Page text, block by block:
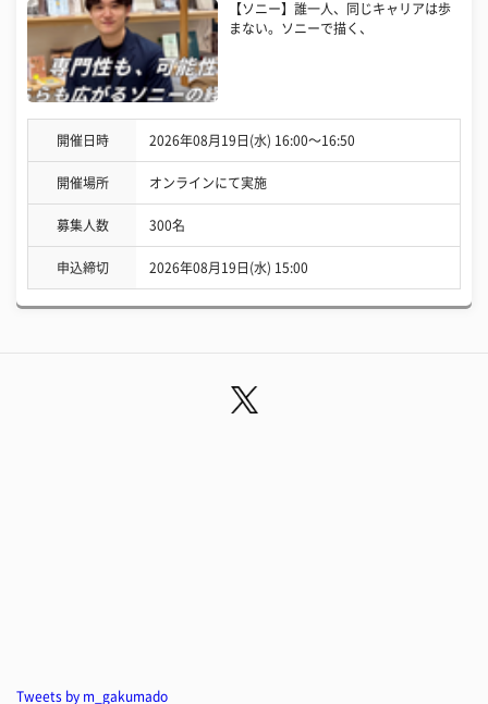
【ソニー】誰一人、同じキャリアは歩
まない。ソニーで描く、
開催日時 2026年08月19日(水) 16:00〜16:50
開催場所 オンラインにて実施
募集人数 300名
申込締切 2026年08月19日(水) 15:00
Tweets by m_gakumado